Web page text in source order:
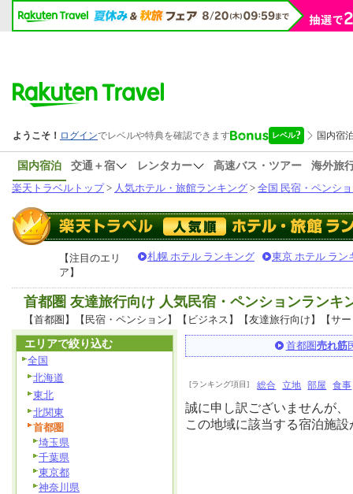
国内宿泊 交通＋宿 レンタカー 高速バス・ツアー
海外旅
楽天トラベルトップ> 人気ホテル・旅館ランキング > 全国 民宿・ペンシ
【注目のエリ
ア】
札幌 ホテル ランキング 東京 ホテル ラン
首都圏 友達旅行向け 人気民宿・ペンションランキ
【首都圏】【民宿・ペンション】【ビジネス】【友達旅行向け】【サ
首都圏売れ筋
[ランキング項目] 総合 立地 部屋 食事
誠に申し訳ございませんが、
この地域に該当する宿泊施
エリアで絞り込む
全国
北海道
東北
北関東
首都圏
埼玉県
千葉県
東京都
神奈川県